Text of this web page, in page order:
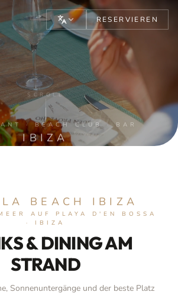
RESERVIEREN
VANILLA BEACH IBIZA —
· BEACH CLUB · BAR
IBIZA
SCROLL
BEACH IBIZA
AUF PLAYA D'EN BOSSA
· IBIZA
& DINING AM
STRAND
Sonnenuntergänge und der beste Platz